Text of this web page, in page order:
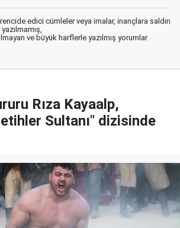
edici cümleler veya imalar, inançlara saldırı
ve büyük harflerle yazılmış yorumlar
Rıza Kayaalp,
Sultanı" dizisinde